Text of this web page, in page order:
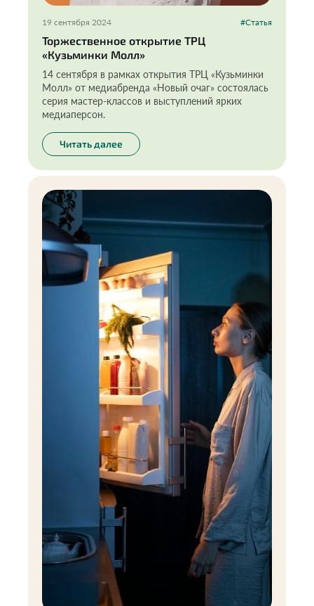
19 сентября 2024 #Статья
Торжественное открытие ТРЦ
«Кузьминки Молл»
14 сентября в рамках открытия ТРЦ «Кузьминки
Молл» от медиабренда «Новый очаг» состоялась
серия мастер-классов и выступлений ярких
медиаперсон.
Читать далее